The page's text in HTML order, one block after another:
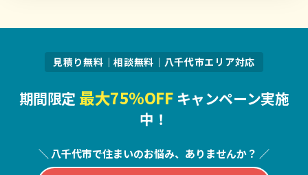
見積り無料｜相談無料｜八千代市エリア対応
期間限定 最大75％OFF キャンペーン実施
中！
＼ 八千代市で住まいのお悩み、ありませんか？ ／